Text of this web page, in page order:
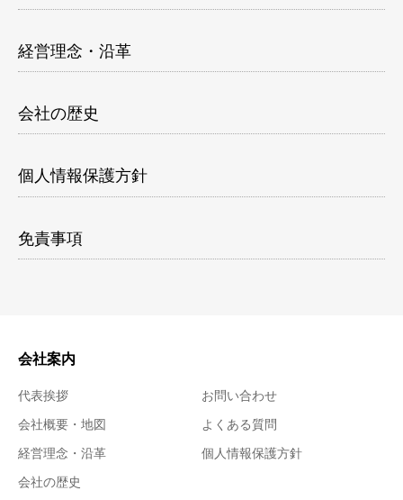
経営理念・沿革
会社の歴史
個人情報保護方針
免責事項
会社案内
代表挨拶
会社概要・地図
経営理念・沿革
会社の歴史
お問い合わせ
よくある質問
個人情報保護方針